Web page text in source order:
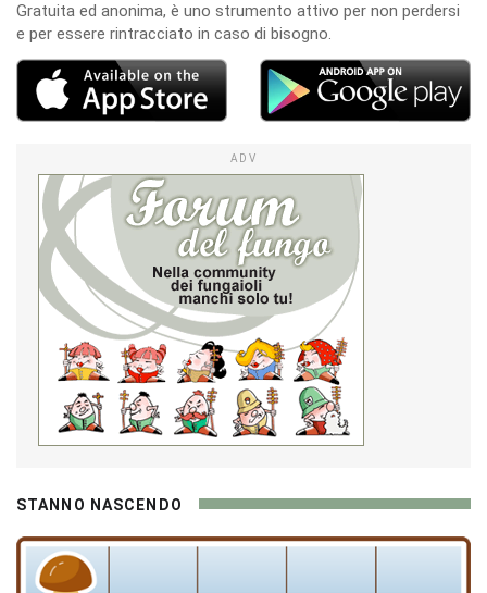
Gratuita ed anonima, è uno strumento attivo per non perdersi
e per essere rintracciato in caso di bisogno.
ADV
STANNO NASCENDO